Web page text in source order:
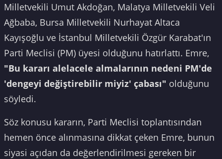
Milletvekili Umut Akdoğan, Malatya Milletvekili Veli
Ağbaba, Bursa Milletvekili Nurhayat Altaca
Kayışoğlu ve İstanbul Milletvekili Özgür Karabat'ın
Parti Meclisi (PM) üyesi olduğunu hatırlattı. Emre,
"Bu kararı alelacele almalarının nedeni PM'de
'dengeyi değiştirebilir miyiz' çabası" olduğunu
söyledi.
Söz konusu kararın, Parti Meclisi toplantısından
hemen önce alınmasına dikkat çeken Emre, bunun
siyasi açıdan da değerlendirilmesi gereken bir